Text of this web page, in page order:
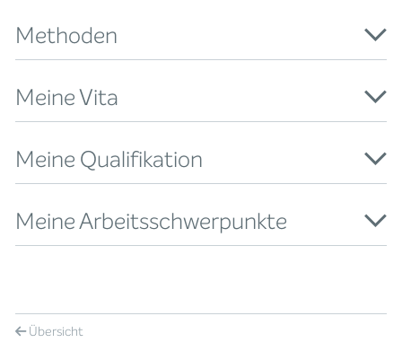
Methoden
Meine Vita
Meine Qualifikation
Meine Arbeitsschwerpunkte
Übersicht